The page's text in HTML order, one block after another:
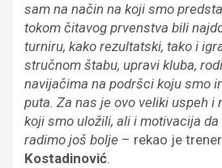
sam na način na koji smo
tokom čitavog prvenstva bili
turniru, kako rezultatski, tako i
stručnom štabu, upravi kluba,
navijačima na podršci koju smo
puta. Za nas je ovo veliki uspeh i
koji smo uložili, ali i motivacija
radimo još bolje – rekao je trener
Kostadinović.